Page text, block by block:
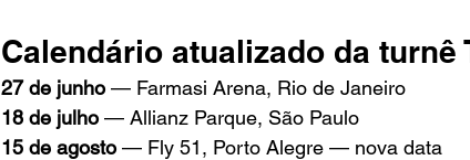
Calendário atualizado da turnê
27 de junho — Farmasi Arena, Rio de Janeiro
18 de julho — Allianz Parque, São Paulo
15 de agosto — Fly 51, Porto Alegre — nova data